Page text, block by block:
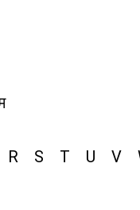
R S T U V